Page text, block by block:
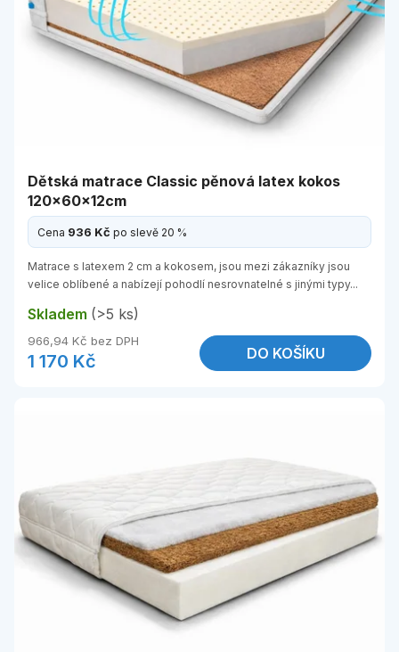
Dětská matrace Classic pěnová latex kokos
120x60x12cm
Cena 936 Kč po slevě 20 %
Skladem (>5 ks)
966,94 Kč bez DPH
1 170 Kč DO KOŠÍKU
Matrace s latexem 2 cm a kokosem, jsou mezi zákazníky jsou
velice oblíbené a nabízejí pohodlí nesrovnatelné s jinými typy...